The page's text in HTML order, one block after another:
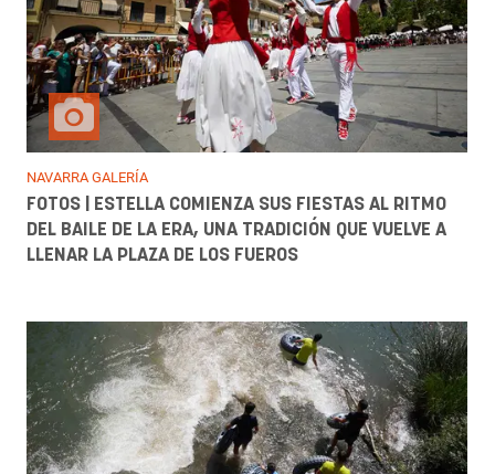
NAVARRA GALERÍA
FOTOS | ESTELLA COMIENZA SUS FIESTAS AL RITMO
DEL BAILE DE LA ERA, UNA TRADICIÓN QUE VUELVE A
LLENAR LA PLAZA DE LOS FUEROS